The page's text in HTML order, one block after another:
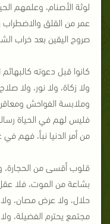
لوثة الأصنام، وعلمهم
عمر من القلق
صروح اليقين بعد خراب
كانوا قبل دعوته
ولا زكاة، ولا نور، ولا
وملابسة الفواحش
فليس لهم في الحياة
من أمر الدنيا نبأ، فهم
قلوب أقسى من
بشاعة من الموت، فلا
حلال، ولا عرض مصان،
مجتمع يحترم الفضيلة،